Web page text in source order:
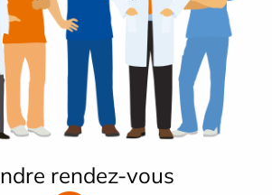
rendez-vous